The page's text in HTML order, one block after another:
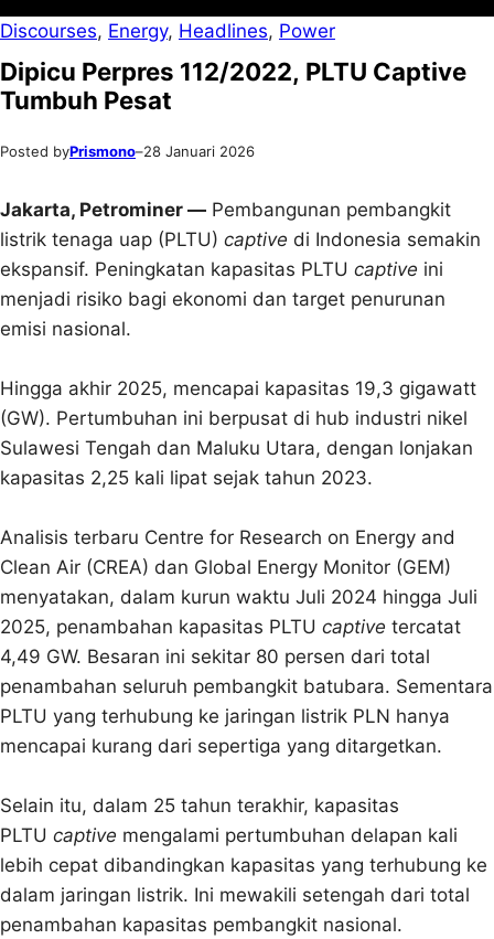
Discourses, Energy, Headlines, Power
Dipicu Perpres 112/2022, PLTU Captive
Tumbuh Pesat
Posted byPrismono–28 Januari 2026
Jakarta, Petrominer — Pembangunan pembangkit
listrik tenaga uap (PLTU) captive di Indonesia semakin
ekspansif. Peningkatan kapasitas PLTU captive ini
menjadi risiko bagi ekonomi dan target penurunan
emisi nasional.
Hingga akhir 2025, mencapai kapasitas 19,3 gigawatt
(GW). Pertumbuhan ini berpusat di hub industri nikel
Sulawesi Tengah dan Maluku Utara, dengan lonjakan
kapasitas 2,25 kali lipat sejak tahun 2023.
Analisis terbaru Centre for Research on Energy and
Clean Air (CREA) dan Global Energy Monitor (GEM)
menyatakan, dalam kurun waktu Juli 2024 hingga Juli
2025, penambahan kapasitas PLTU captive tercatat
4,49 GW. Besaran ini sekitar 80 persen dari total
penambahan seluruh pembangkit batubara. Sementara
PLTU yang terhubung ke jaringan listrik PLN hanya
mencapai kurang dari sepertiga yang ditargetkan.
Selain itu, dalam 25 tahun terakhir, kapasitas
PLTU captive mengalami pertumbuhan delapan kali
lebih cepat dibandingkan kapasitas yang terhubung ke
dalam jaringan listrik. Ini mewakili setengah dari total
penambahan kapasitas pembangkit nasional.